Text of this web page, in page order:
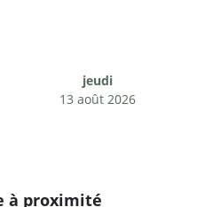
jeudi
13 août 2026
à proximité